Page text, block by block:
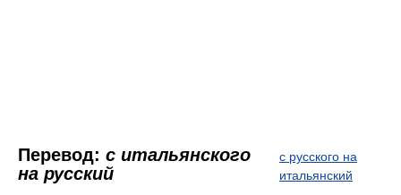
Перевод: с итальянского
на русский
с русского на
итальянский